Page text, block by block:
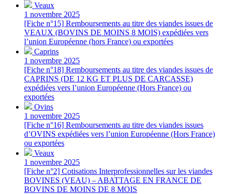
Veaux
1 novembre 2025
[Fiche n°15] Remboursements au titre des viandes issues de
VEAUX (BOVINS DE MOINS 8 MOIS) expédiées vers
l’union Européenne (hors France) ou exportées
Caprins
1 novembre 2025
[Fiche n°18] Remboursements au titre des viandes issues de
CAPRINS (DE 12 KG ET PLUS DE CARCASSE)
expédiées vers l’union Européenne (Hors France) ou
exportées
Ovins
1 novembre 2025
[Fiche n°16] Remboursements au titre des viandes issues
d’OVINS expédiées vers l’union Européenne (Hors France)
ou exportées
Veaux
1 novembre 2025
[Fiche n°2] Cotisations Interprofessionnelles sur les viandes
BOVINES (VEAU) – ABATTAGE EN FRANCE DE
BOVINS DE MOINS DE 8 MOIS